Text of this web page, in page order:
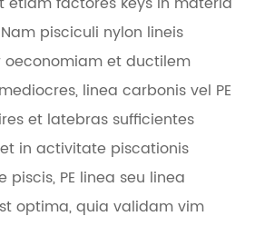
pisciculi nylon lineis
et ductilem
linea carbonis vel PE
et latebras sufficientes
in activitate piscationis
PE linea seu linea
optima, quia validam vim